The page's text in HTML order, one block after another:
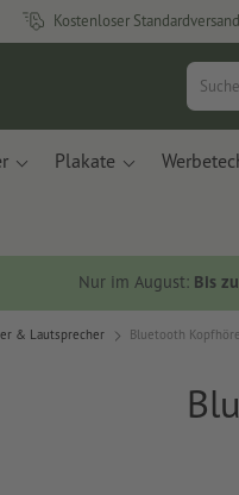
Kostenloser Standardversand
Plakate
Nur im August: Bis
& Lautsprecher Bluetooth